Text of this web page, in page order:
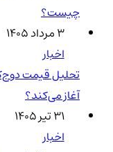
چیست؟
۳ مرداد ۱۴۰۵
اخبار
آغاز می‌کند؟
۳۱ تیر ۱۴۰۵
اخبار